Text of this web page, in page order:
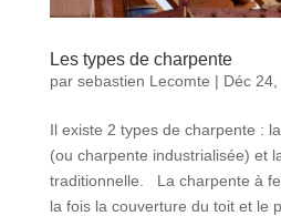
Les types de charpente
par sebastien Lecomte | Déc
Il existe 2 types de charpente :
(ou charpente industrialisée) et
traditionnelle. La charpente à
la fois la couverture du toit et le